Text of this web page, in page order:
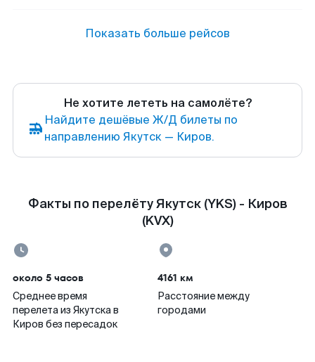
Показать больше рейсов
Не хотите лететь на самолёте?
Найдите дешёвые Ж/Д билеты по
направлению Якутск — Киров.
Факты по перелёту Якутск (YKS) - Киров
(KVX)
около 5 часов
Среднее время
перелета из Якутска в
Киров без пересадок
4161 км
Расстояние между
городами